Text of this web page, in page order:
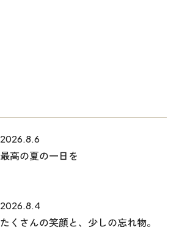
2026.8.6
最高の夏の一日を
2026.8.4
たくさんの笑顔と、少しの忘れ物。